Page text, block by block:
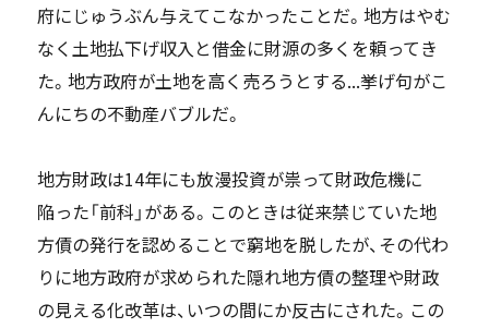
府にじゅうぶん与えてこなかったことだ。地方はやむ
なく土地払下げ収入と借金に財源の多くを頼ってき
た。地方政府が土地を高く売ろうとする...挙げ句がこ
んにちの不動産バブルだ。
地方財政は14年にも放漫投資が祟って財政危機に
陥った「前科」がある。このときは従来禁じていた地
方債の発行を認めることで窮地を脱したが、その代わ
りに地方政府が求められた隠れ地方債の整理や財政
の見える化改革は、いつの間にか反古にされた。この